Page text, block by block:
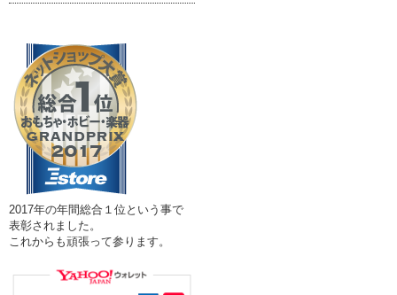
2017年の年間総合１位という事で
表彰されました。
これからも頑張って参ります。